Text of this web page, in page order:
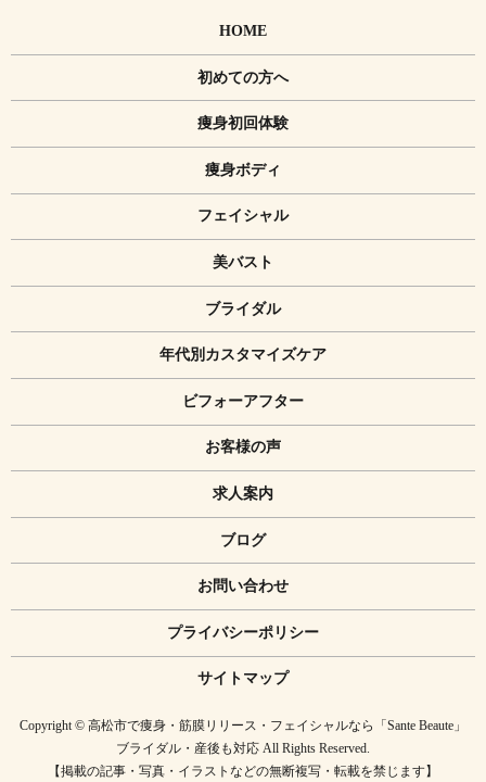
HOME
初めての方へ
痩身初回体験
痩身ボディ
フェイシャル
美バスト
ブライダル
年代別カスタマイズケア
ビフォーアフター
お客様の声
求人案内
ブログ
お問い合わせ
プライバシーポリシー
サイトマップ
Copyright © 高松市で痩身・筋膜リリース・フェイシャルなら「Sante Beaute」
ブライダル・産後も対応 All Rights Reserved.
【掲載の記事・写真・イラストなどの無断複写・転載を禁じます】